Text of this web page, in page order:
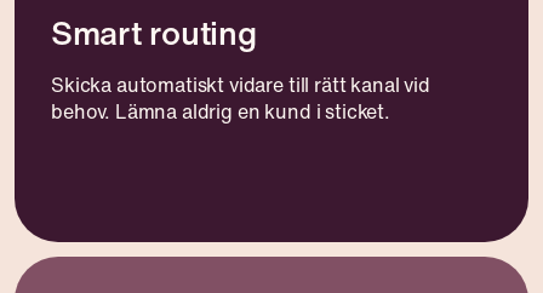
Smart routing
Skicka automatiskt vidare till rätt kanal vid
behov. Lämna aldrig en kund i sticket.